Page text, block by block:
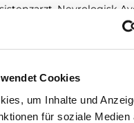
Cookies
um Inhalte und
für soziale Medien
Nevrologisk
Berlin